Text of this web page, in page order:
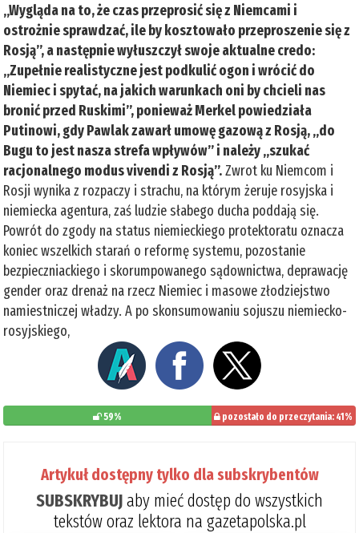
„Wygląda na to, że czas przeprosić się z Niemcami i
ostrożnie sprawdzać, ile by kosztowało przeproszenie się z
Rosją”, a następnie wyłuszczył swoje aktualne credo:
„Zupełnie realistyczne jest podkulić ogon i wrócić do
Niemiec i spytać, na jakich warunkach oni by chcieli nas
bronić przed Ruskimi”, ponieważ Merkel powiedziała
Putinowi, gdy Pawlak zawarł umowę gazową z Rosją, „do
Bugu to jest nasza strefa wpływów” i należy „szukać
racjonalnego modus vivendi z Rosją”.Zwrot ku Niemcom i
Rosji wynika z rozpaczy i strachu, na którym żeruje rosyjska i
niemiecka agentura, zaś ludzie słabego ducha poddają się.
Powrót do zgody na status niemieckiego protektoratu oznacza
koniec wszelkich starań o reformę systemu, pozostanie
bezpieczniackiego i skorumpowanego sądownictwa, deprawację
gender oraz drenaż na rzecz Niemiec i masowe złodziejstwo
namiestniczej władzy. A po skonsumowaniu sojuszu niemiecko-
rosyjskiego,
59% pozostało do przeczytania: 41%
Artykuł dostępny tylko dla subskrybentów
SUBSKRYBUJaby mieć dostęp do wszystkich
tekstów oraz lektora na gazetapolska.pl